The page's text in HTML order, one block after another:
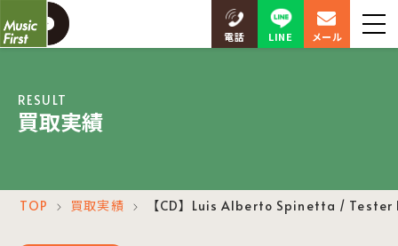
電話 LINE メール
RESULT
買取実績
TOP ＞ 買取実績 ＞ 【CD】Luis Alberto Spinetta /